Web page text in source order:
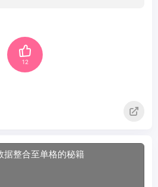
12
整合至单格的秘籍